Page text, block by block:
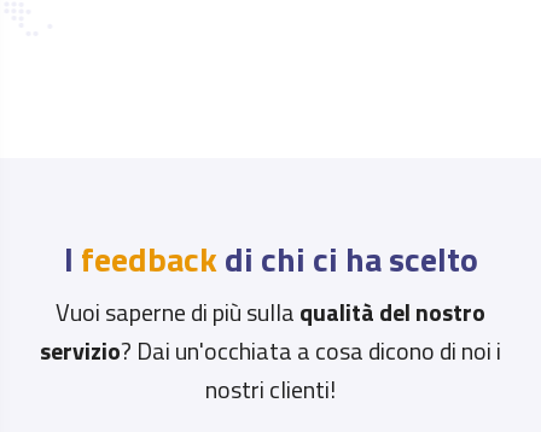
I feedbackdi chi ci ha scelto
Vuoi saperne di più sullaqualità del nostro
servizio? Dai un'occhiata a cosa dicono di noi i
nostri clienti!